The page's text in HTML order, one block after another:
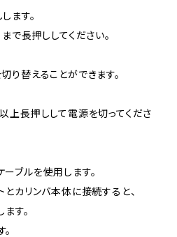
ます。
長押ししてください。
り替えることができます。
上長押しして電源を切ってくださ
ブルを使用します。
カリンバ本体に接続すると、
す。